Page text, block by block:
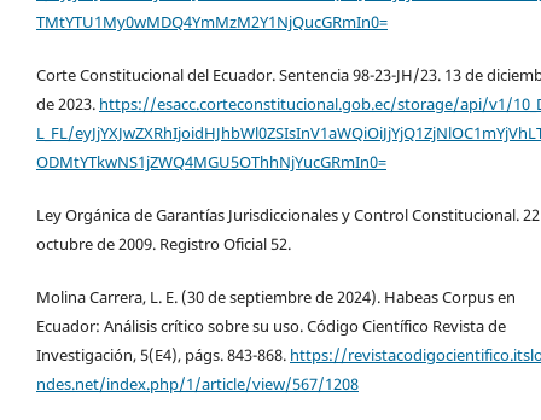
TMtYTU1My0wMDQ4YmMzM2Y1NjQucGRmIn0=
Corte Constitucional del Ecuador. Sentencia 98-23-JH/23. 13 de
de 2023. https://esacc.corteconstitucional.gob.ec/storage/api/v1/
L_FL/
ODMtYTkwNS1jZWQ4MGU5OThhNjYucGRmIn0=
Ley Orgánica de Garantías Jurisdiccionales y Control Constitucional.
octubre de 2009. Registro Oficial 52.
Molina Carrera, L. E. (30 de septiembre de 2024). Habeas Corpus en
Ecuador: Análisis crítico sobre su uso. Código Científico Revista de
Investigación, 5(E4), págs. 843-868. https://
ndes.net/index.php/1/article/view/567/1208